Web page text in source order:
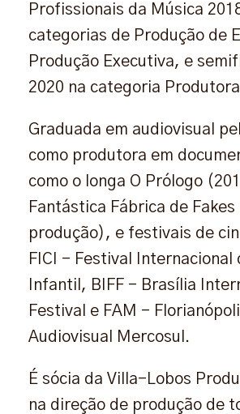
Profissionais da Música
categorias de Produção de
Produção Executiva, e
2020 na categoria
Graduada em audiovisual
como produtora em
como o longa O Prólogo
Fantástica Fábrica de Fakes
produção), e festivais de
FICI – Festival Internacional
Infantil, BIFF – Brasília
Festival e FAM –
Audiovisual Mercosul.
É sócia da Villa-Lobos
na direção de produção de